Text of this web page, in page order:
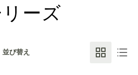
リーズ
並び替え